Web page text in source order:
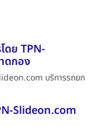
ดย TPN-
ดกอง
บริการรถยก
Slideon.com